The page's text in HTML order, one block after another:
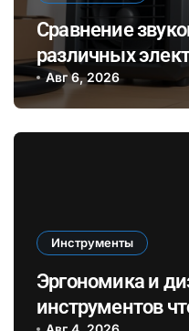
Сравнение
различных
его влияние на
в закрытых
Авг 6, 2026
Инструменты
Эргономика и
инструментов